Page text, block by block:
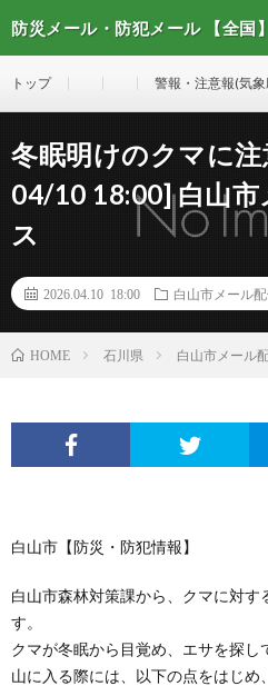
防災メール・防犯メール 【全国
トップ 警報・注意報(気象
冬眠明けのクマに
04/10 18:00] 白山
ス
2026.04.10 18:00 白山市メール
HOME 石川県 白山市メール
白山市【防災・防犯情報】
白山市森林対策課から、クマに対
す。
クマが冬眠から目覚め、エサを探し
山に入る際には、以下の点をはじ